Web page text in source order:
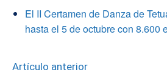
El II Certamen de Danza de
hasta el 5 de octubre con 8.600
Artículo anterior